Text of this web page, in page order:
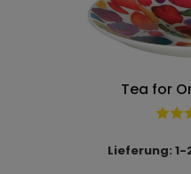
Tea for
Lieferung: 1-